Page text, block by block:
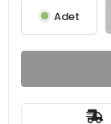
Adet